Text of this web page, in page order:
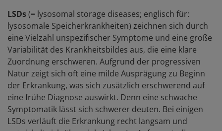
LSDs(= lysosomal storage diseases; englisch für:
lysosomale Speicherkrankheiten) zeichnen sich durch
eine Vielzahl unspezifischer Symptome und eine große
Variabilität des Krankheitsbildes aus, die eine klare
Zuordnung erschweren. Aufgrund der progressiven
Natur zeigt sich oft eine milde Ausprägung zu Beginn
der Erkrankung, was sich zusätzlich erschwerend auf
eine frühe Diagnose auswirkt. Denn eine schwache
Symptomatik lässt sich schwerer deuten. Bei einigen
LSDs verläuft die Erkrankung recht langsam und